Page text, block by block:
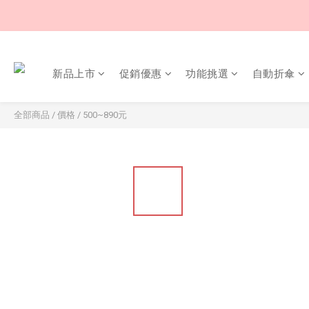
新品上市 促銷優惠 功能挑選 自動折傘
全部商品 / 價格 / 500~890元